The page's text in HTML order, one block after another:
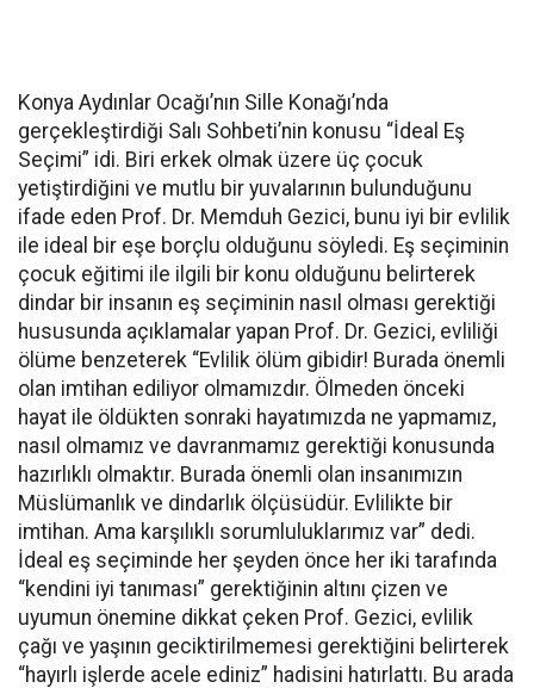
Konya Aydınlar Ocağı’nın Sille Konağı’nda
gerçekleştirdiği Salı Sohbeti’nin konusu “İdeal Eş
Seçimi” idi. Biri erkek olmak üzere üç çocuk
yetiştirdiğini ve mutlu bir yuvalarının bulunduğunu
ifade eden Prof. Dr. Memduh Gezici, bunu iyi bir evlilik
ile ideal bir eşe borçlu olduğunu söyledi. Eş seçiminin
çocuk eğitimi ile ilgili bir konu olduğunu belirterek
dindar bir insanın eş seçiminin nasıl olması gerektiği
hususunda açıklamalar yapan Prof. Dr. Gezici, evliliği
ölüme benzeterek “Evlilik ölüm gibidir! Burada önemli
olan imtihan ediliyor olmamızdır. Ölmeden önceki
hayat ile öldükten sonraki hayatımızda ne yapmamız,
nasıl olmamız ve davranmamız gerektiği konusunda
hazırlıklı olmaktır. Burada önemli olan insanımızın
Müslümanlık ve dindarlık ölçüsüdür. Evlilikte bir
imtihan. Ama karşılıklı sorumluluklarımız var” dedi.
İdeal eş seçiminde her şeyden önce her iki tarafında
“kendini iyi tanıması” gerektiğinin altını çizen ve
uyumun önemine dikkat çeken Prof. Gezici, evlilik
çağı ve yaşının geciktirilmemesi gerektiğini belirterek
“hayırlı işlerde acele ediniz” hadisini hatırlattı. Bu arada